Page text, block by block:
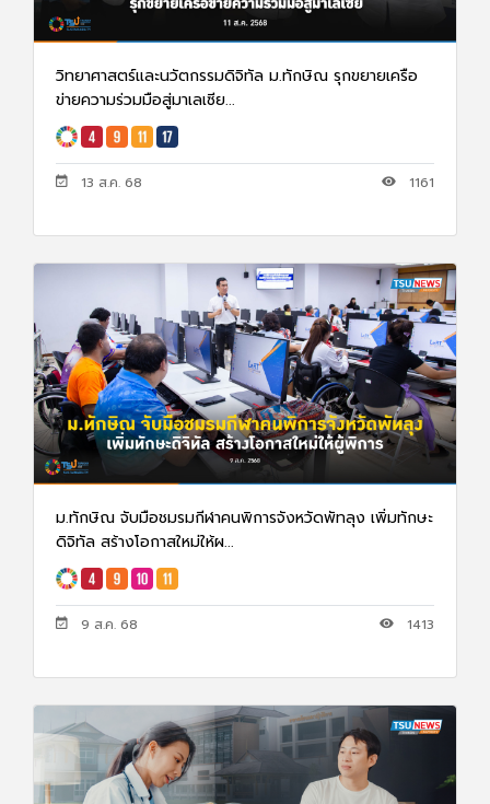
วิทยาศาสตร์และนวัตกรรมดิจิทัล ม.ทักษิณ รุกขยายเครือ
ข่ายความร่วมมือสู่มาเลเซีย...
13 ส.ค. 68 1161
ม.ทักษิณ จับมือชมรมกีฬาคนพิการจังหวัดพัทลุง เพิ่มทักษะ
ดิจิทัล สร้างโอกาสใหม่ให้ผ...
9 ส.ค. 68 1413